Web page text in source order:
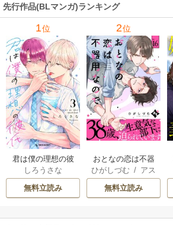
先行作品(BLマンガ)ランキング
1位
君は僕の理想の彼
氏
しろうさな
無料立読み
2位
おとなの恋は不器
用なので
ひがしづむ / アス
ティル編集部
無料立読み